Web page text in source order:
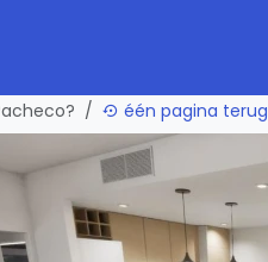
één pagina terug